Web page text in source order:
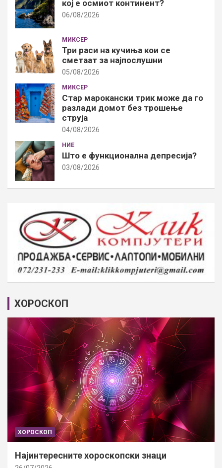
кој е осмиот континент?
06/08/2026
МИКСЕР
Три раси на кучиња кои се
сметаат за најпослушни
05/08/2026
МИКСЕР
Стар марокански трик може да го
разлади домот без трошење
струја
04/08/2026
НИЕ
Што е функционална депресија?
03/08/2026
ХОРОСКОП
ХОРОСКОП
Најинтересните хороскопски знаци